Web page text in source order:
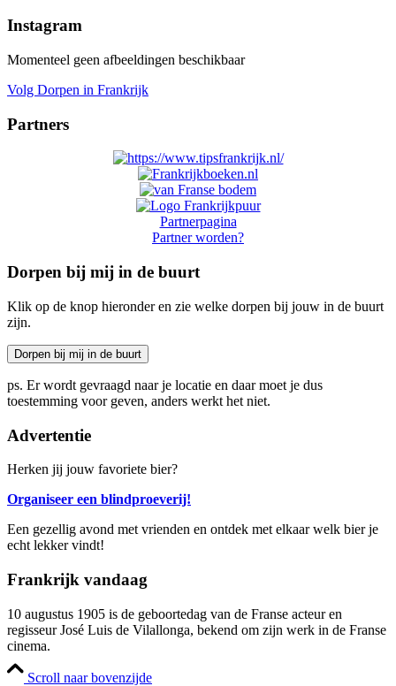
Instagram
Momenteel geen afbeeldingen beschikbaar
Volg Dorpen in Frankrijk
Partners
Partnerpagina
Partner worden?
Dorpen bij mij in de buurt
Klik op de knop hieronder en zie welke dorpen bij jouw in de buurt
zijn.
Dorpen bij mij in de buurt
ps. Er wordt gevraagd naar je locatie en daar moet je dus
toestemming voor geven, anders werkt het niet.
Advertentie
Herken jij jouw favoriete bier?
Organiseer een blindproeverij!
Een gezellig avond met vrienden en ontdek met elkaar welk bier je
echt lekker vindt!
Frankrijk vandaag
10 augustus 1905 is de geboortedag van de Franse acteur en
regisseur José Luis de Vilallonga, bekend om zijn werk in de Franse
cinema.
Scroll naar bovenzijde